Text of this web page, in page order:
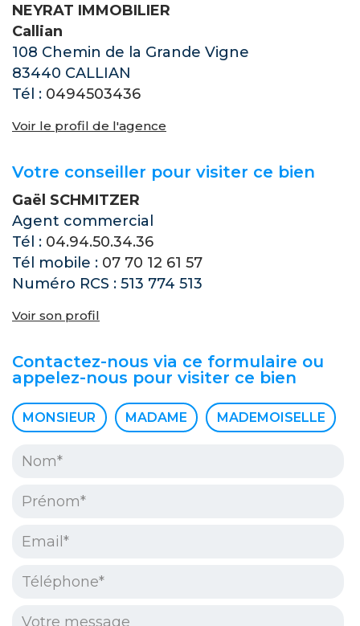
NEYRAT IMMOBILIER
Callian
108 Chemin de la Grande Vigne
83440 CALLIAN
Tél : 0494503436
Voir le profil de l'agence
Votre conseiller pour visiter ce bien
Gaël SCHMITZER
Agent commercial
Tél : 04.94.50.34.36
Tél mobile : 07 70 12 61 57
Numéro RCS : 513 774 513
Voir son profil
Contactez-nous via ce formulaire ou
appelez-nous pour visiter ce bien
Civilité :
MONSIEUR MADAME MADEMOISELLE
Nom* :
Prénom* :
Email* :
Téléphone* :
Votre message :